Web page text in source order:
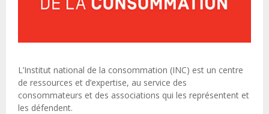
L’Institut national de la consommation (INC) est un centre
de ressources et d’expertise, au service des
consommateurs et des associations qui les représentent et
les défendent.